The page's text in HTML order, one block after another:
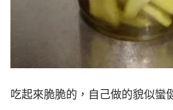
吃起來脆脆的，自己做的貌似蠻